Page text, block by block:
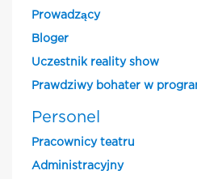
Prowadzący
Bloger
Uczestnik reality show
Prawdziwy bohater w
Personel
Pracownicy teatru
Administracyjny